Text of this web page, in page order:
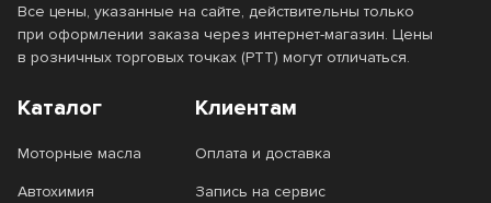
Все цены, указанные на сайте, действительны только
при оформлении заказа через интернет-магазин. Цены
в розничных торговых точках (РТТ) могут отличаться.
Каталог
Моторные масла
Автохимия
Клиентам
Оплата и доставка
Запись на сервис